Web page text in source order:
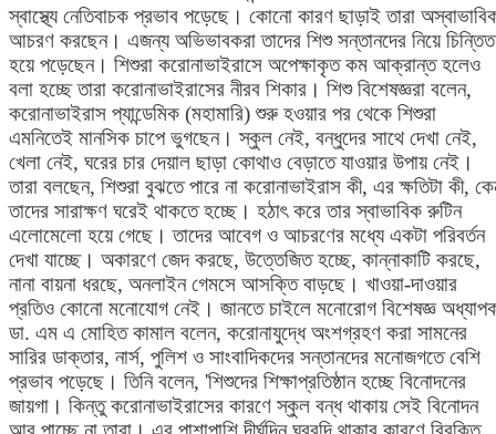
স্বাস্থ্যে নেতিবাচক প্রভাব পড়েছে। কোনো কারণ ছাড়াই তারা
আচরণ করছেন। এজন্য অভিভাবকরা তাদের শিশু সন্তানদের নিয়ে চিন্তিত
হয়ে পড়েছেন। শিশুরা করোনাভাইরাসে অপেক্ষাকৃত কম আক্রান্ত হলেও
বলা হচ্ছে তারা করোনাভাইরাসের নীরব শিকার। শিশু বিশেষজ্ঞরা বলেন,
করোনাভাইরাস প্যান্ডেমিক (মহামারি) শুরু হওয়ার পর থেকে শিশুরা
এমনিতেই মানসিক চাপে ভুগছেন। স্কুল নেই, বন্ধুদের সাথে দেখা নেই,
খেলা নেই, ঘরের চার দেয়াল ছাড়া কোথাও বেড়াতে যাওয়ার উপায় নেই।
তারা বলছেন, শিশুরা বুঝতে পারে না করোনাভাইরাস কী, এর ক্ষতিটা কী,
তাদের সারাক্ষণ ঘরেই থাকতে হচ্ছে। হঠাৎ করে তার স্বাভাবিক রুটিন
এলোমেলো হয়ে গেছে। তাদের আবেগ ও আচরণের মধ্যে একটা পরিবর্তন
দেখা যাচ্ছে। অকারণে জেদ করছে, উত্তেজিত হচ্ছে, কান্নাকাটি করছে,
নানা বায়না ধরছে, অনলাইন গেমসে আসক্তি বাড়ছে। খাওয়া-দাওয়ার
প্রতিও কোনো মনোযোগ নেই। জানতে চাইলে মনোরোগ বিশেষজ্ঞ
ডা. এম এ মোহিত কামাল বলেন, করোনাযুদ্ধে অংশগ্রহণ করা সামনের
সারির ডাক্তার, নার্স, পুলিশ ও সাংবাদিকদের সন্তানদের মনোজগতে বেশি
প্রভাব পড়েছে। তিনি বলেন, 'শিশুদের শিক্ষাপ্রতিষ্ঠান হচ্ছে বিনোদনের
জায়গা। কিন্তু করোনাভাইরাসের কারণে স্কুল বন্ধ থাকায় সেই বিনোদন